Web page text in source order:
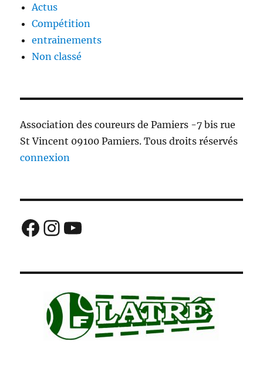
Actus
Compétition
entrainements
Non classé
Association des coureurs de Pamiers -7 bis rue
St Vincent 09100 Pamiers. Tous droits réservés
connexion
Facebook
Instagram
YouTube